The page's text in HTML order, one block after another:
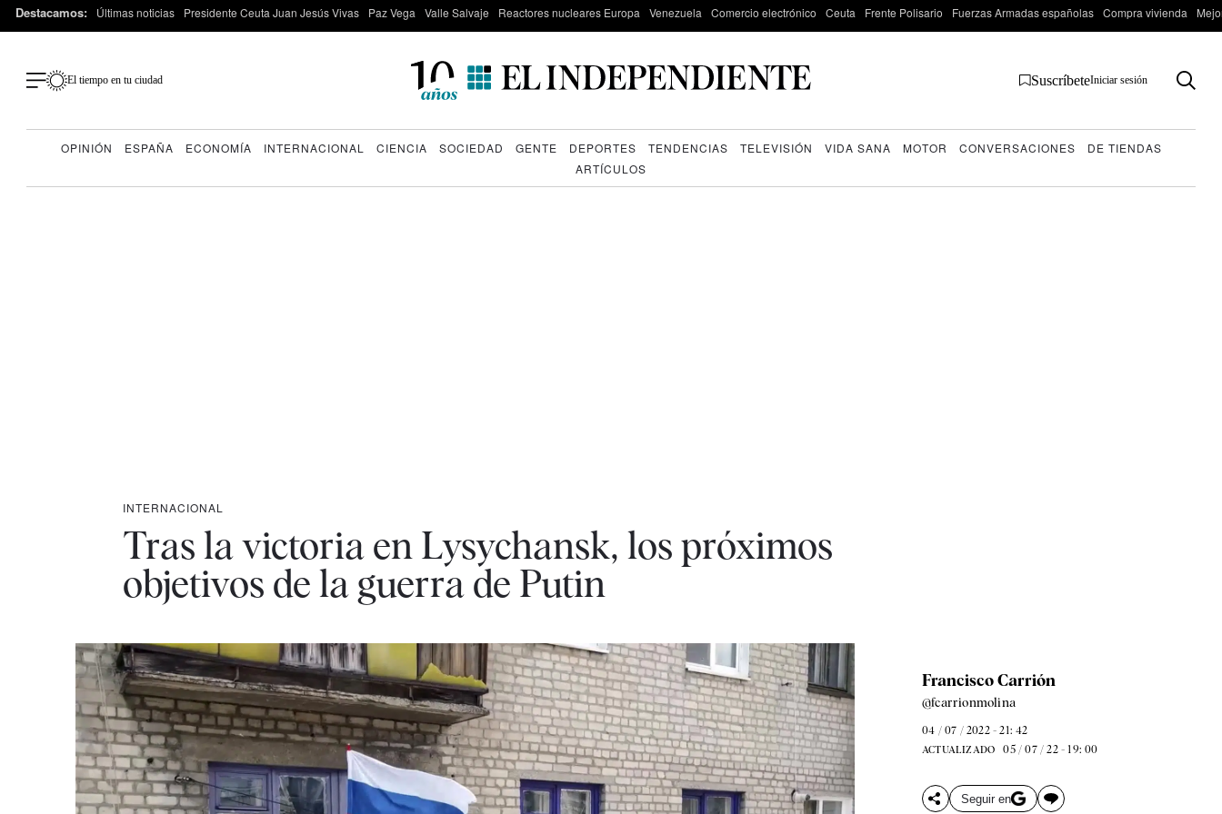
Destacamos: Últimas noticias Presidente Ceuta Juan Jesús Vivas Paz Vega Valle Salvaje Reactores nucleares Europa Venezuela Comercio electrónico Ceuta Frente Polisario Fuerzas Armadas españolas Compra vivienda
El tiempo en tu ciudad SuscríbeteIniciar sesión
OPINIÓN ESPAÑA ECONOMÍA INTERNACIONAL CIENCIA SOCIEDAD GENTE DEPORTES TENDENCIAS TELEVISIÓN VIDA SANA MOTOR CONVERSACIONES
DE TIENDAS
ARTÍCULOS
INTERNACIONAL
Tras la victoria en Lysychansk, los próximos
objetivos de la guerra de Putin
Francisco Carrión
@fcarrionmolina
04 / 07 / 2022 - 21: 42
ACTUALIZADO 05 / 07 / 22 - 19: 00
Seguir en